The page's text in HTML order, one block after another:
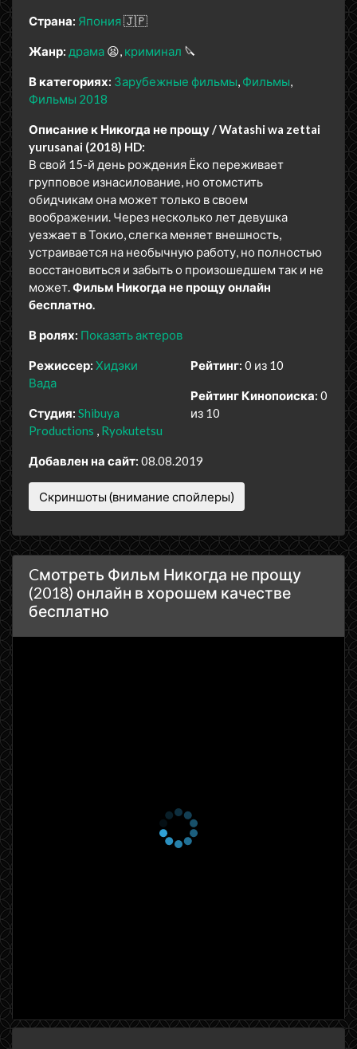
Страна: Япония🇯🇵
Жанр: драма 😫 криминал 🔪
В категориях: Зарубежные фильмы Фильмы
Фильмы 2018
Описание к Никогда не прощу / Watashi wa zettai
yurusanai (2018) HD:
В свой 15-й день рождения Ёко переживает
групповое изнасилование, но отомстить
обидчикам она может только в своем
воображении. Через несколько лет девушка
уезжает в Токио, слегка меняет внешность,
устраивается на необычную работу, но полностью
восстановиться и забыть о произошедшем так и не
может.Фильм Никогда не прощу онлайн
бесплатно.
В ролях: Показать актеров
Режиссер: Хидэки
Вада
Студия: Shibuya
Productions
Ryokutetsu
Рейтинг: 0 из 10
Рейтинг Кинопоиска: 0
из 10
Добавлен на сайт: 08.08.2019
Скриншоты (внимание спойлеры)
Cмотреть Фильм Никогда не прощу
(2018) онлайн в хорошем качестве
бесплатно